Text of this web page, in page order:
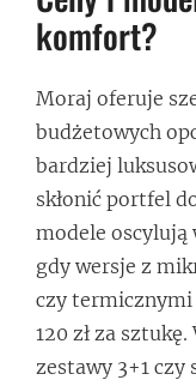
komfort?
Moraj oferuje
budżetowych
bardziej
skłonić portfel
modele oscylują
gdy wersje z
czy termicznymi
120 zł za
zestawy 3+1